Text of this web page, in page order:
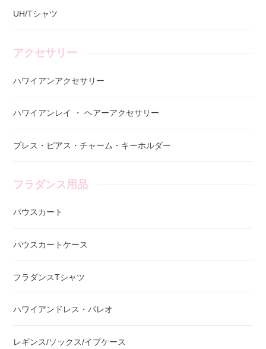
UH/Tシャツ
アクセサリー
ハワイアンアクセサリー
ハワイアンレイ ・ ヘアーアクセサリー
ブレス・ピアス・チャーム・キーホルダー
フラダンス用品
パウスカート
パウスカートケース
フラダンスTシャツ
ハワイアンドレス・パレオ
レギンス/ソックス/イプケース